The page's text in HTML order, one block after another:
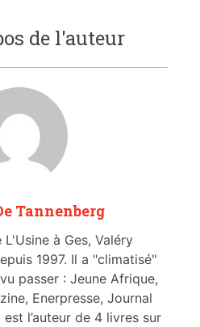
de l'auteur
Tannenberg
à Ges, Valéry
1997. Il a "climatisé"
passer : Jeune Afrique,
Enerpresse, Journal
est l’auteur de 4 livres sur